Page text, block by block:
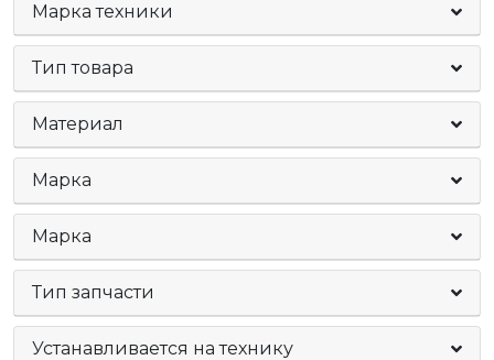
Марка техники
Тип товара
Материал
Марка
Марка
Тип запчасти
Устанавливается на технику